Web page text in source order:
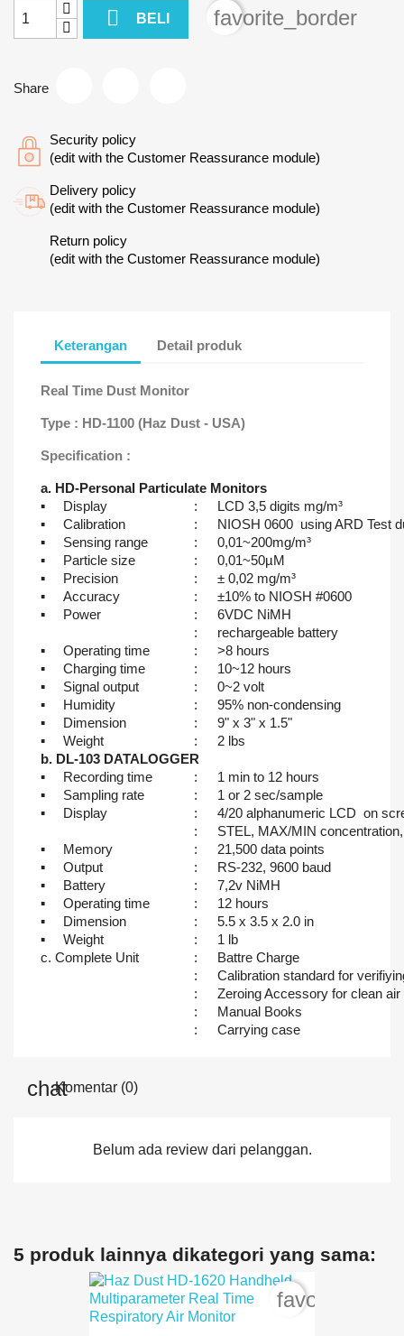
 BELI favorite_border
Share
Security policy
(edit with the Customer Reassurance module)
Delivery policy
(edit with the Customer Reassurance module)
Return policy
(edit with the Customer Reassurance module)
Keterangan Detail produk
Real Time Dust Monitor
Type : HD-1100 (Haz Dust - USA)
Specification :
a. HD-Personal Particulate Monitors
▪
Display :
LCD 3,5 digits mg/m³
▪
Calibration :
NIOSH 0600 using ARD Test
▪
Sensing range :
0,01~200mg/m³
▪
Particle size :
0,01~50µM
▪
Precision :
± 0,02 mg/m³
▪
Accuracy :
±10% to NIOSH #0600
▪
Power :
6VDC NiMH
:
rechargeable battery
▪
Operating time :
>8 hours
▪
Charging time :
10~12 hours
▪
Signal output :
0~2 volt
▪
Humidity :
95% non-condensing
▪
Dimension :
9" x 3" x 1.5"
▪
Weight :
2 lbs
b. DL-103 DATALOGGER
▪
Recording time :
1 min to 12 hours
▪
Sampling rate :
1 or 2 sec/sample
▪
Display :
4/20 alphanumeric LCD on
:
STEL, MAX/MIN
▪
Memory :
21,500 data points
▪
Output :
RS-232, 9600 baud
▪
Battery :
7,2v NiMH
▪
Operating time :
12 hours
▪
Dimension :
5.5 x 3.5 x 2.0 in
▪
Weight :
1 lb
c. Complete Unit
:
Battre Charge
:
Calibration standard for
:
Zeroing Accessory for clean air
:
Manual Books
:
Carrying case
Komentar (0)
Belum ada review dari pelanggan.
5 produk lainnya dikategori yang sama: